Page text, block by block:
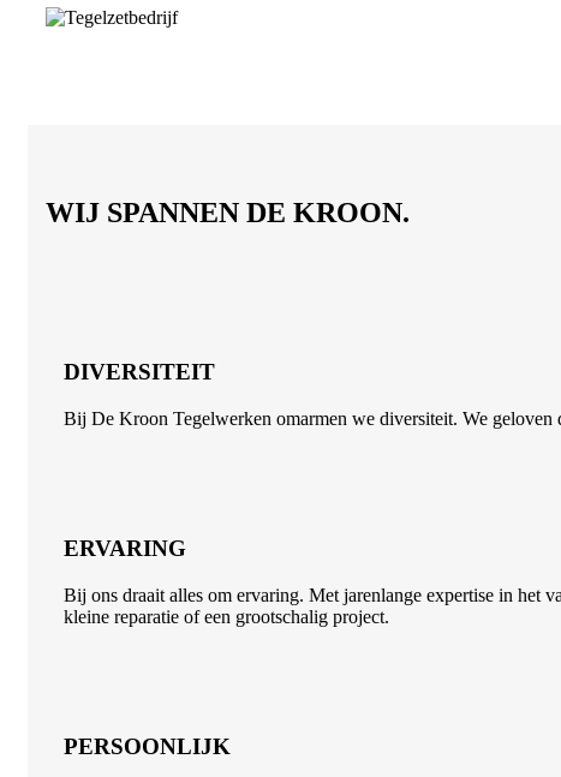
WIJ SPANNEN DE KROON.
DIVERSITEIT
Bij De Kroon Tegelwerken omarmen we diversiteit. We geloven
ERVARING
Bij ons draait alles om ervaring. Met jarenlange expertise in het
kleine reparatie of een grootschalig project.
PERSOONLIJK